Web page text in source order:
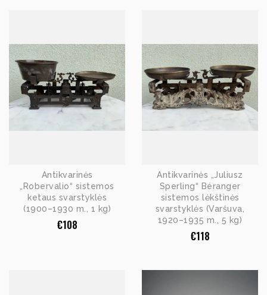
Antikvarinės
„Robervalio“ sistemos
ketaus svarstyklės
(1900–1930 m., 1 kg)
€108
Antikvarinės „Juliusz
Sperling“ Béranger
sistemos lėkštinės
svarstyklės (Varšuva,
1920–1935 m., 5 kg)
€118